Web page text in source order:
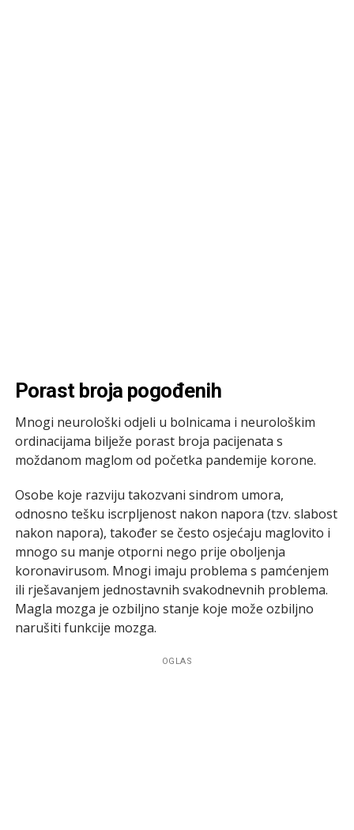
Porast broja pogođenih
Mnogi neurološki odjeli u bolnicama i neurološkim
ordinacijama bilježe porast broja pacijenata s
moždanom maglom od početka pandemije korone.
Osobe koje razviju takozvani sindrom umora,
odnosno tešku iscrpljenost nakon napora (tzv. slabost
nakon napora), također se često osjećaju maglovito i
mnogo su manje otporni nego prije oboljenja
koronavirusom. Mnogi imaju problema s pamćenjem
ili rješavanjem jednostavnih svakodnevnih problema.
Magla mozga je ozbiljno stanje koje može ozbiljno
narušiti funkcije mozga.
OGLAS